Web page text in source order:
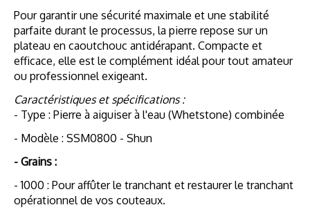
Pour garantir une sécurité maximale et une stabilité
parfaite durant le processus, la pierre repose sur un
plateau en caoutchouc antidérapant. Compacte et
efficace, elle est le complément idéal pour tout amateur
ou professionnel exigeant.
Caractéristiques et spécifications :
- Type : Pierre à aiguiser à l'eau (Whetstone) combinée
- Modèle : SSM0800 - Shun
- Grains :
- 1000 : Pour affûter le tranchant et restaurer le tranchant
opérationnel de vos couteaux.